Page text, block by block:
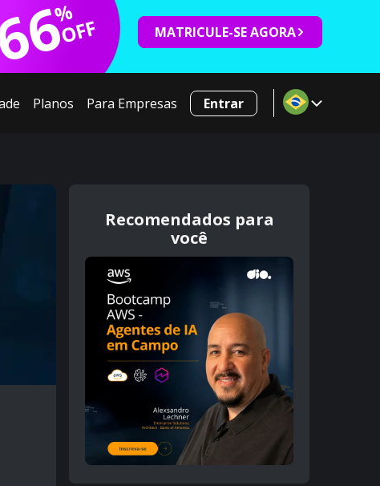
%
OFF MATRICULE-SE AGORA
Planos Para Empresas Entrar
Recomendados para
você